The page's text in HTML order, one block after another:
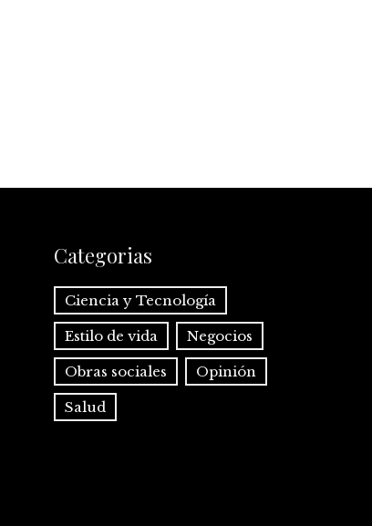
Categorias
Ciencia y Tecnología
Estilo de vida Negocios
Obras sociales Opinión
Salud